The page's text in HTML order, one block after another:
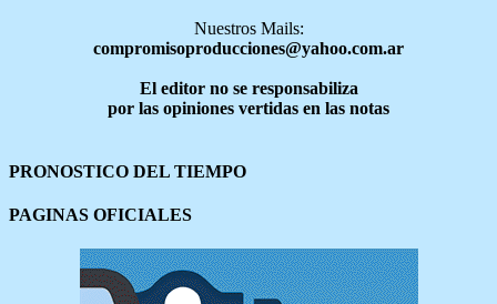
Nuestros Mails:
compromisoproducciones@yahoo.com.ar
El editor no se responsabiliza
por las opiniones vertidas en las notas
PRONOSTICO DEL TIEMPO
PAGINAS OFICIALES